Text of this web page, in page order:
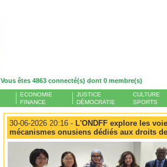
Vous êtes 4863 connecté(s) dont 0 membre(s)
ECONOMIE
FINANCE
JUSTICE
DÉMOCRATIE
CULTURE
SPORTS
30-06-2026 20:16 - L'ONDFF explore les
mécanismes onusiens dédiés aux droits